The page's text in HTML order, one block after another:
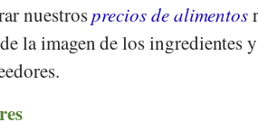
nuestrosprecios de alimentos
la imagen de los ingredientes